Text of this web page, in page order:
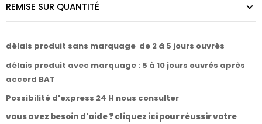
REMISE SUR QUANTITÉ
délais produit sans marquage de 2 à 5 jours ouvrés
délais produit avec marquage : 5 à 10 jours ouvrés après
accord BAT
Possibilité d'express 24 H nous consulter
vous avez besoin d'aide ? cliquez ici pour réussir votre